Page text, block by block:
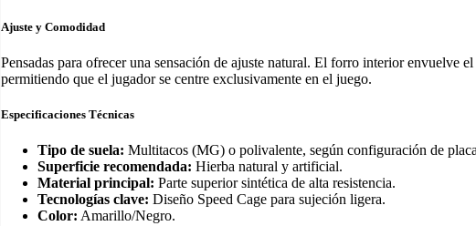
Ajuste y Comodidad
Pensadas para ofrecer una sensación de ajuste natural. El forro interior envuelve
permitiendo que el jugador se centre exclusivamente en el juego.
Especificaciones Técnicas
Tipo de suela: Multitacos (MG) o polivalente, según configuración de
Superficie recomendada: Hierba natural y artificial.
Material principal: Parte superior sintética de alta resistencia.
Tecnologías clave: Diseño Speed Cage para sujeción ligera.
Color: Amarillo/Negro.